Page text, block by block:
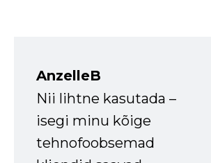
AnzelleB
Nii lihtne kasutada –
isegi minu kõige
tehnofoobsemad